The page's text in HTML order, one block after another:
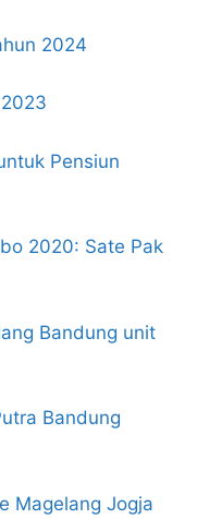
2024
Pensiun
2020: Sate Pak
Bandung unit
Bandung
Magelang Jogja